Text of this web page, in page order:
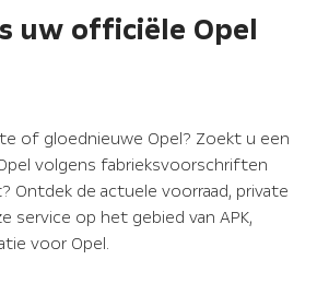
uw officiële Opel
of gloednieuwe Opel? Zoekt u een
volgens fabrieksvoorschriften
Ontdek de actuele voorraad, private
service op het gebied van APK,
voor Opel.